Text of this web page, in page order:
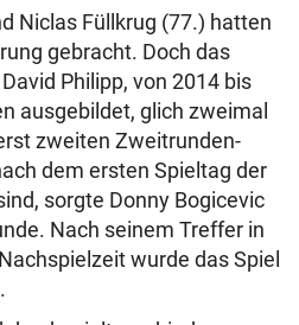
Niclas Füllkrug (77.) hatten
gebracht. Doch das
Philipp, von 2014 bis
ausgebildet, glich zweimal
zweiten Zweitrunden-
dem ersten Spieltag der
sorgte Donny Bogicevic
Nach seinem Treffer in
wurde das Spiel